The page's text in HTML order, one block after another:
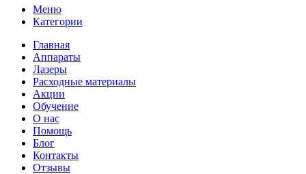
Меню
Категории
Главная
Аппараты
Лазеры
Расходные материалы
Акции
Обучение
О нас
Помощь
Блог
Контакты
Отзывы